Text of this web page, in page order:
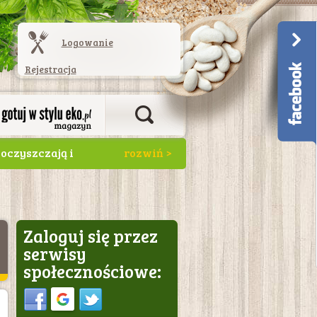
Logowanie
Rejestracja
i
Świetnie
i
Zaloguj się przez
serwisy
społecznościowe:
Sign in